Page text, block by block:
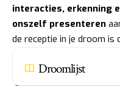
interacties, erkenning
onszelf presenteren
de receptie in je droom is
Droomlijst